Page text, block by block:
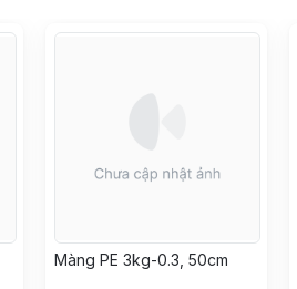
Màng PE 3kg-0.3, 50cm